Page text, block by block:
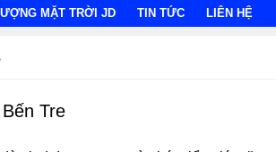
MẶT TRỜI JD TIN TỨC LIÊN HỆ
Tre